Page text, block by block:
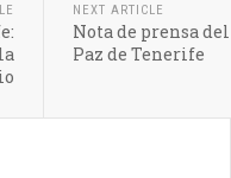
NEXT ARTICLE
Nota de prensa
Paz de Tenerife